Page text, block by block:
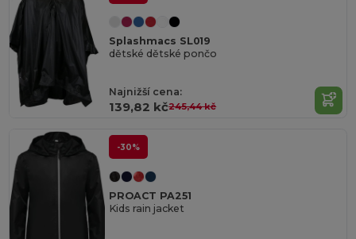
Splashmacs SL019
dětské dětské pončo
Najnižší cena:
139,82 kč245,44 kč
-30%
PROACT PA251
Kids rain jacket